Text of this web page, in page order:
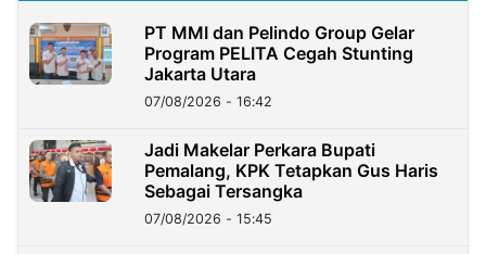
PT MMI dan Pelindo Group Gelar
Program PELITA Cegah Stunting
Jakarta Utara
07/08/2026 - 16:42
Jadi Makelar Perkara Bupati
Pemalang, KPK Tetapkan Gus Haris
Sebagai Tersangka
07/08/2026 - 15:45